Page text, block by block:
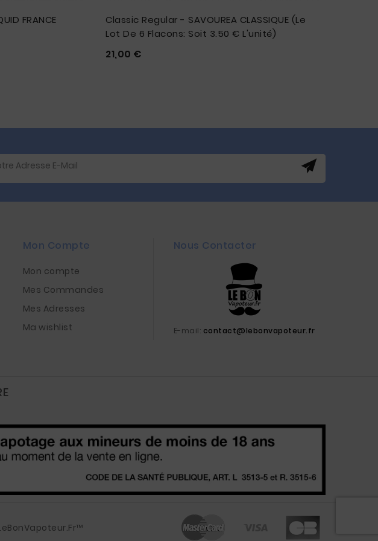
FRANCE
Classic Regular - SAVOUREA CLASSIQUE (Le
Lot De 6 Flacons: Soit 3.50 € L'unité)
 
21,00 €
Mon Compte
Mon compte
Mes Commandes
Mes Adresses
Ma wishlist
Nous Contacter
E-mail: contact@lebonvapoteur.fr